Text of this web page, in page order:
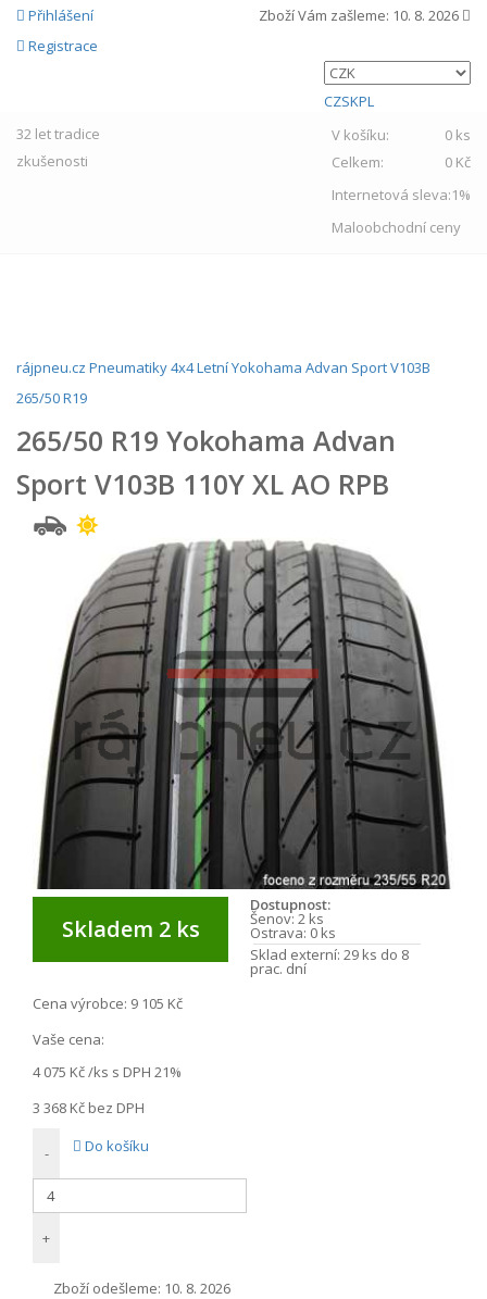
Přihlášení
Registrace
Zboží Vám zašleme: 10. 8. 2026
CZSKPL
32 lettradice
zkušenosti
V košíku:
0 ks
Celkem:
0 Kč
Internetová sleva:1%
Maloobchodní ceny
rájpneu.cz Pneumatiky4x4LetníYokohama Advan Sport V103B
265/50 R19
265/50 R19 Yokohama Advan
Sport V103B 110Y XL AO RPB
Skladem 2 ks
Dostupnost:
Šenov: 2 ks
Ostrava: 0 ks
Sklad externí: 29 ks do 8
prac. dní
Cena výrobce: 9 105 Kč
Vaše cena:
4 075 Kč/ks s DPH 21%
3 368 Kč bez DPH
-
+
Do košíku
Zboží odešleme: 10. 8. 2026